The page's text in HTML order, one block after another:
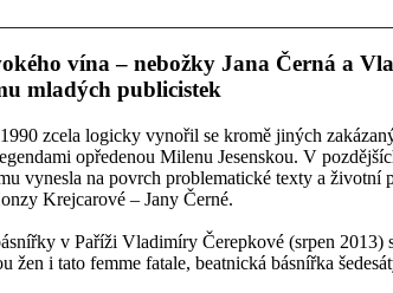
vína – nebožky Jana Černá a
mladých publicistek
zcela logicky vynořil se kromě jiných
opředenou Milenu Jesenskou. V
vynesla na povrch problematické texty a životní
Krejcarové – Jany Černé.
v Paříži Vladimíry Čerepkové (srpen 2013)
žen i tato femme fatale, beatnická básnířka